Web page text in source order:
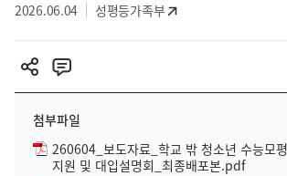
2026.06.04 성평등가족부
첨부파일
260604_보도자료_학교 밖 청소년 수능모평
지원 및 대입설명회_최종배포본.pdf